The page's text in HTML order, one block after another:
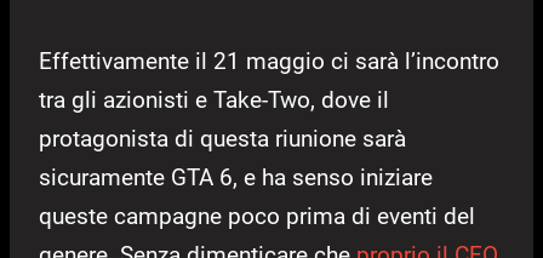
Effettivamente il 21 maggio ci sarà l’incontro
tra gli azionisti e Take-Two, dove il
protagonista di questa riunione sarà
sicuramente GTA 6, e ha senso iniziare
queste campagne poco prima di eventi del